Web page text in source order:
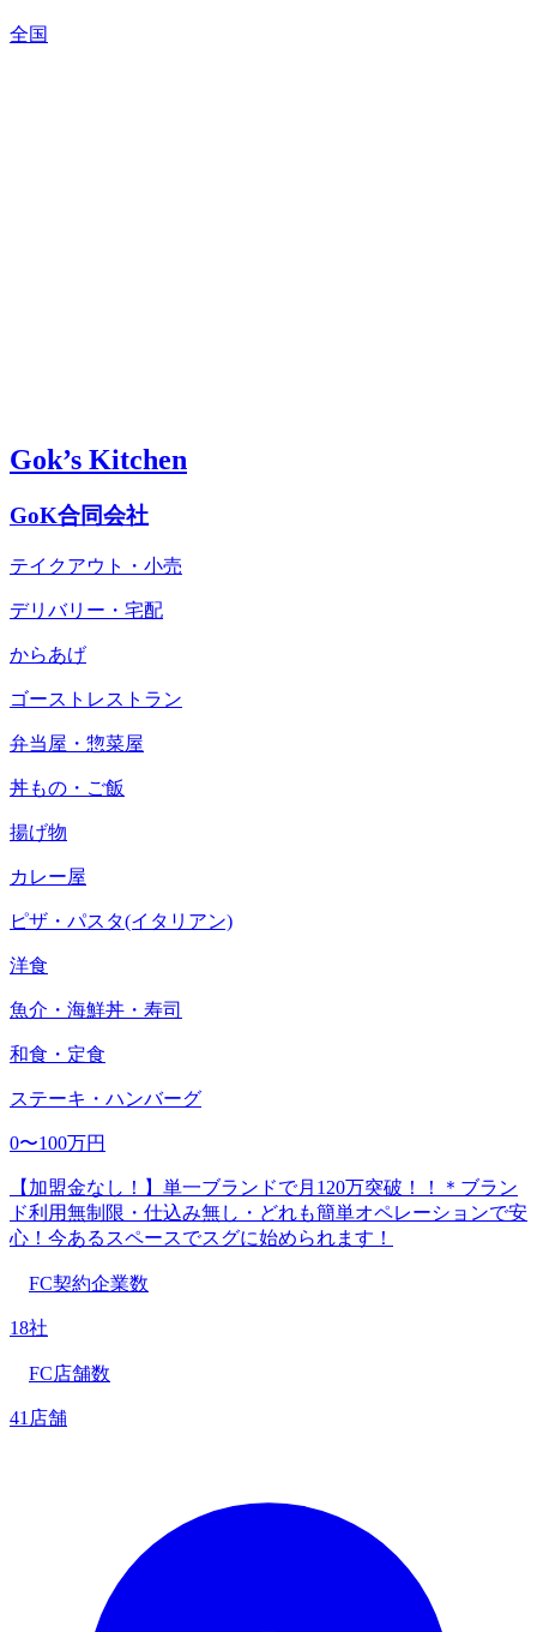
全国
Gok’s Kitchen
GoK合同会社
テイクアウト・小売
デリバリー・宅配
からあげ
ゴーストレストラン
弁当屋・惣菜屋
丼もの・ご飯
揚げ物
カレー屋
ピザ・パスタ(イタリアン)
洋食
魚介・海鮮丼・寿司
和食・定食
ステーキ・ハンバーグ
0〜100万円
【加盟金なし！】単一ブランドで月120万突破！！＊ブラン
ド利用無制限・仕込み無し・どれも簡単オペレーションで安
心！今あるスペースでスグに始められます！
FC契約企業数
18社
FC店舗数
41店舗